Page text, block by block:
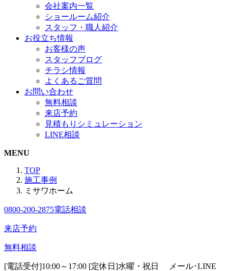
会社案内一覧
ショールーム紹介
スタッフ・職人紹介
お役立ち情報
お客様の声
スタッフブログ
チラシ情報
よくあるご質問
お問い合わせ
無料相談
来店予約
見積もりシミュレーション
LINE相談
MENU
TOP
施工事例
ミサワホーム
0800-200-2875電話相談
来店予約
無料相談
[電話受付]10:00～17:00 [定休日]水曜・祝日
メール･LINE